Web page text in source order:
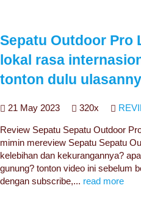
Sepatu Outdoor Pro
lokal rasa
tonton dulu
21 May 2023 320x
Review Sepatu Sepatu Outdoor
mimin mereview Sepatu Sepatu
kelebihan dan kekurangannya?
gunung? tonton video ini sebelum
dengan subscribe,... read more